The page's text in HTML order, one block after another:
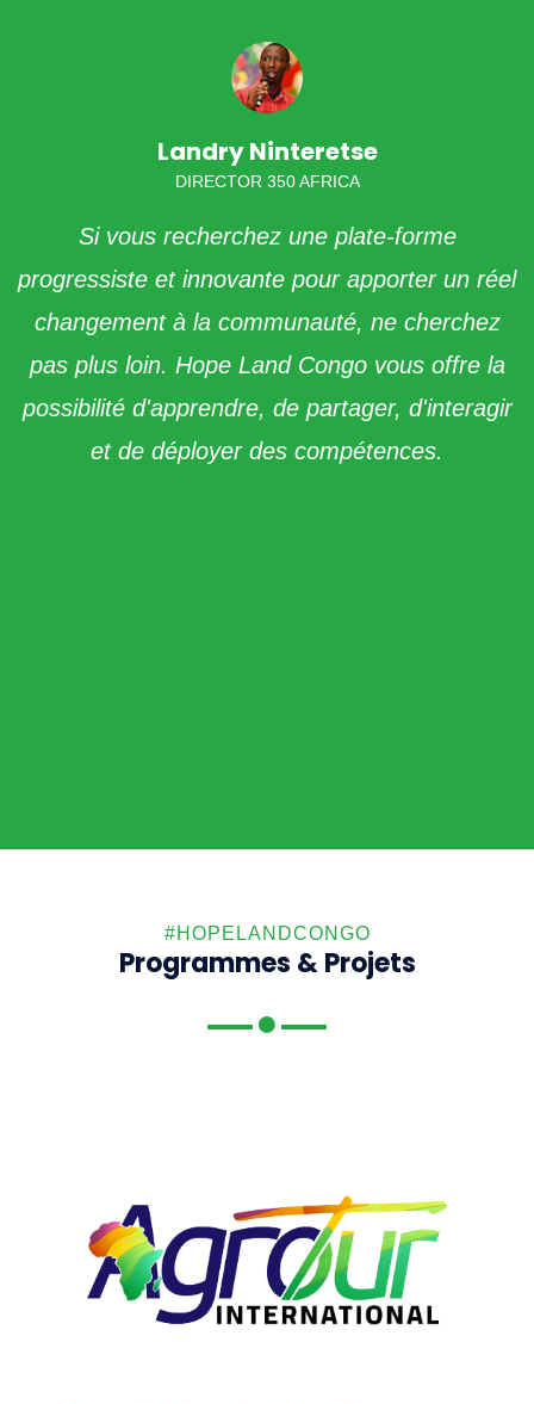
Landry Ninteretse
DIRECTOR 350 AFRICA
Si vous recherchez une plate-forme
progressiste et innovante pour apporter un réel
changement à la communauté, ne cherchez
pas plus loin. Hope Land Congo vous offre la
possibilité d'apprendre, de partager, d'interagir
et de déployer des compétences.
#HOPELANDCONGO
Programmes & Projets